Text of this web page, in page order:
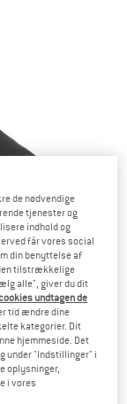
om
infoboks og
de nødvendige
tjenester og
indhold og
får vores social
din benyttelse af
tilstrækkelige
alle", giver du dit
undtagen de
tid ændre dine
kategorier. Dit
hjemmeside. Det
under "Indstillinger" i
oplysninger,
i vores